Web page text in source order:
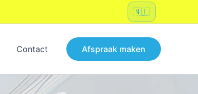
Kies
een
taal
Contact Afspraak maken